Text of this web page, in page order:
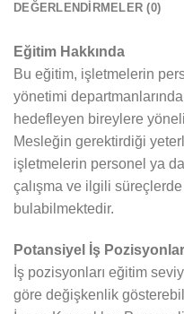
DEĞERLENDIRMELER (0)
Eğitim Hakkında
Bu eğitim, işletmelerin
yönetimi
hedefleyen bireylere
Mesleğin gerektirdiği
işletmelerin personel ya
çalışma ve ilgili
bulabilmektedir.
Potansiyel İş
İş pozisyonları eğitim
göre değişkenlik